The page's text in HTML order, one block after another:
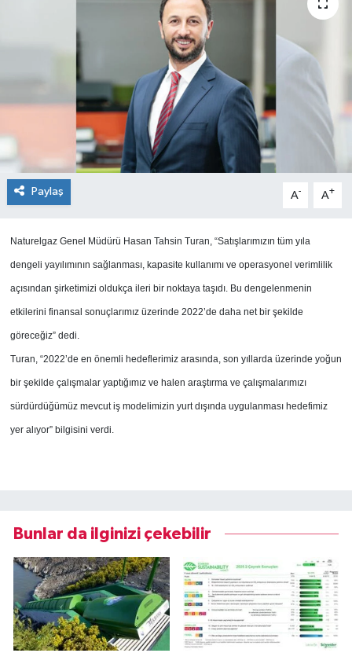
Paylaş A- A+
Naturelgaz Genel Müdürü Hasan Tahsin Turan, “Satışlarımızın tüm yıla
dengeli yayılımının sağlanması, kapasite kullanımı ve operasyonel verimlilik
açısından şirketimizi oldukça ileri bir noktaya taşıdı. Bu dengelenmenin
etkilerini finansal sonuçlarımız üzerinde 2022’de daha net bir şekilde
göreceğiz” dedi.
Turan, “2022’de en önemli hedeflerimiz arasında, son yıllarda üzerinde yoğun
bir şekilde çalışmalar yaptığımız ve halen araştırma ve çalışmalarımızı
sürdürdüğümüz mevcut iş modelimizin yurt dışında uygulanması hedefimiz
yer alıyor” bilgisini verdi.
Bunlar da ilginizi çekebilir
YAŞAM